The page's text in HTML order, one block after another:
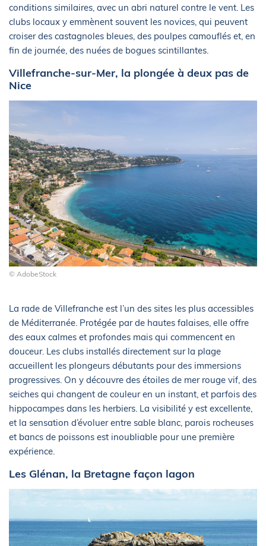
conditions similaires, avec un abri naturel contre le vent. Les
clubs locaux y emmènent souvent les novices, qui peuvent
croiser des castagnoles bleues, des poulpes camouflés et, en
fin de journée, des nuées de bogues scintillantes.
Villefranche-sur-Mer, la plongée à deux pas de
Nice
© AdobeStock
La rade de Villefranche est l’un des sites les plus accessibles
de Méditerranée. Protégée par de hautes falaises, elle offre
des eaux calmes et profondes mais qui commencent en
douceur. Les clubs installés directement sur la plage
accueillent les plongeurs débutants pour des immersions
progressives. On y découvre des étoiles de mer rouge vif, des
seiches qui changent de couleur en un instant, et parfois des
hippocampes dans les herbiers. La visibilité y est excellente,
et la sensation d’évoluer entre sable blanc, parois rocheuses
et bancs de poissons est inoubliable pour une première
expérience.
Les Glénan, la Bretagne façon lagon